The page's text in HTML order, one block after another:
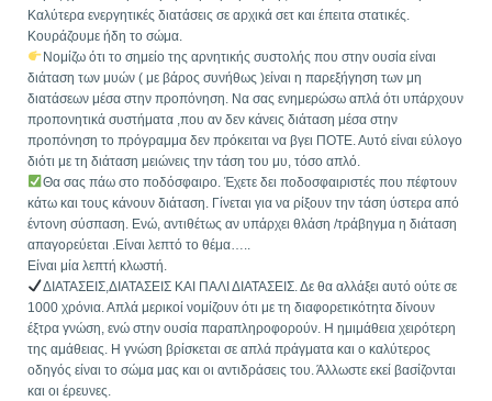
Καλύτερα ενεργητικές διατάσεις σε αρχικά σετ και έπειτα στατικές.
Κουράζουμε ήδη το σώμα.
Νομίζω ότι το σημείο της αρνητικής συστολής που στην ουσία είναι
διάταση των μυών ( με βάρος συνήθως )είναι η παρεξήγηση των μη
διατάσεων μέσα στην προπόνηση. Να σας ενημερώσω απλά ότι υπάρχουν
προπονητικά συστήματα ,που αν δεν κάνεις διάταση μέσα στην
προπόνηση το πρόγραμμα δεν πρόκειται να βγει ΠΟΤΕ. Αυτό είναι εύλογο
διότι με τη διάταση μειώνεις την τάση του μυ, τόσο απλό.
Θα σας πάω στο ποδόσφαιρο. Έχετε δει ποδοσφαιριστές που πέφτουν
κάτω και τους κάνουν διάταση. Γίνεται για να ρίξουν την τάση ύστερα από
έντονη σύσπαση. Ενώ, αντιθέτως αν υπάρχει θλάση /τράβηγμα η διάταση
απαγορεύεται .Είναι λεπτό το θέμα…..
Είναι μία λεπτή κλωστή.
ΔΙΑΤΑΣΕΙΣ,ΔΙΑΤΑΣΕΙΣ ΚΑΙ ΠΑΛΙ ΔΙΑΤΑΣΕΙΣ. Δε θα αλλάξει αυτό ούτε σε
1000 χρόνια. Απλά μερικοί νομίζουν ότι με τη διαφορετικότητα δίνουν
έξτρα γνώση, ενώ στην ουσία παραπληροφορούν. Η ημιμάθεια χειρότερη
της αμάθειας. Η γνώση βρίσκεται σε απλά πράγματα και ο καλύτερος
οδηγός είναι το σώμα μας και οι αντιδράσεις του. Άλλωστε εκεί βασίζονται
και οι έρευνες.